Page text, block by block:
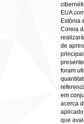
EUA
Estônia
Coreia
de
foram
em
acerca
que